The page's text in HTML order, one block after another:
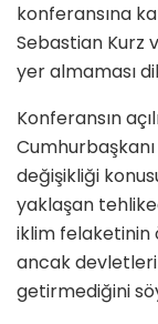
konferansına
Sebastian Kurz
yer almaması
Konferansın
değişikliği
yaklaşan
iklim felaketinin
ancak
getirmediğini